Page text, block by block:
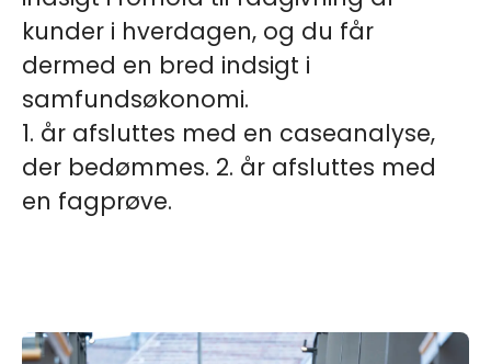
kunder i hverdagen, og du får
dermed en bred indsigt i
samfundsøkonomi.
1. år afsluttes med en caseanalyse,
der bedømmes. 2. år afsluttes med
en fagprøve.